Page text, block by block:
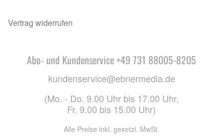
Vertrag widerrufen
Abo- und Kundenservice +49 731 88005-8205
kundenservice@ebnermedia.de
(Mo. - Do. 9.00 Uhr bis 17.00 Uhr,
Fr. 9.00 bis 15.00 Uhr)
Alle Preise inkl. gesetzl. MwSt.